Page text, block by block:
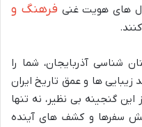
های هویت غنی فرهنگ و
شناسی آذربایجان، شما را
ها و عمق تاریخ ایران
گنجینه بی نظیر، نه تنها
سفرها و کشف های آینده